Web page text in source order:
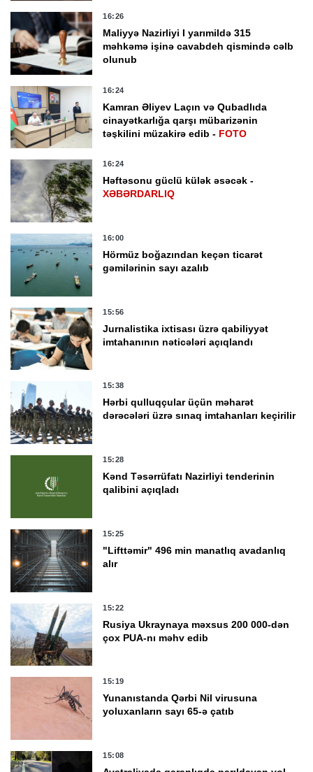
16:26
Maliyyə Nazirliyi I yarımildə 315
məhkəmə işinə cavabdeh qismində cəlb
olunub
16:24
Kamran Əliyev Laçın və Qubadlıda
cinayətkarlığa qarşı mübarizənin
təşkilini müzakirə edib - FOTO
16:24
Həftəsonu güclü külək əsəcək -
XƏBƏRDARLIQ
16:00
Hörmüz boğazından keçən ticarət
gəmilərinin sayı azalıb
15:56
Jurnalistika ixtisası üzrə qabiliyyət
imtahanının nəticələri açıqlandı
15:38
Hərbi qulluqçular üçün məharət
dərəcələri üzrə sınaq imtahanları keçirilir
15:28
Kənd Təsərrüfatı Nazirliyi tenderinin
qalibini açıqladı
15:25
"Lifttəmir" 496 min manatlıq avadanlıq
alır
15:22
Rusiya Ukraynaya məxsus 200 000-dən
çox PUA-nı məhv edib
15:19
Yunanıstanda Qərbi Nil virusuna
yoluxanların sayı 65-ə çatıb
15:08